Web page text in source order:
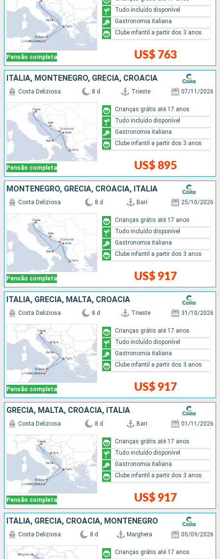
Pensão completa US$ 763
Tudo incluído disponível
Gastronomia italiana
Clube infantil a partir dos 3 anos
ITÁLIA, MONTENEGRO, GRÉCIA, CROÁCIA
Pensão completa
Costa Deliziosa 8 d Trieste 07/11/2026
US$ 895
Crianças grátis até 17 anos
Tudo incluído disponível
Gastronomia italiana
Clube infantil a partir dos 3 anos
MONTENEGRO, GRÉCIA, CROÁCIA, ITÁLIA
Pensão completa
Costa Deliziosa 8 d Bari 25/10/2026
US$ 917
Crianças grátis até 17 anos
Tudo incluído disponível
Gastronomia italiana
Clube infantil a partir dos 3 anos
ITÁLIA, GRÉCIA, MALTA, CROÁCIA
Pensão completa
Costa Deliziosa 8 d Trieste 31/10/2026
US$ 917
Crianças grátis até 17 anos
Tudo incluído disponível
Gastronomia italiana
Clube infantil a partir dos 3 anos
GRÉCIA, MALTA, CROÁCIA, ITÁLIA
Pensão completa
Costa Deliziosa 8 d Bari 01/11/2026
US$ 917
Crianças grátis até 17 anos
Tudo incluído disponível
Gastronomia italiana
Clube infantil a partir dos 3 anos
ITÁLIA, GRÉCIA, CROÁCIA, MONTENEGRO
Costa Deliziosa 8 d Marghera 05/09/2026
Crianças grátis até 17 anos